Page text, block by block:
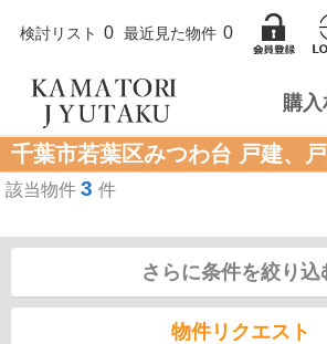
検討リスト 0 最近見た物件 0
購
千葉市若葉区みつわ台 戸建、
該当物件 3 件
さらに条件を絞り込
物件リクエスト